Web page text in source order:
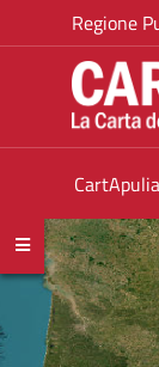
Salta al contenuto
Torna alla
Vai al menu
Vai ai
Vai al footer
Regione
Ti trovi in:
CartApulia
Esplora la